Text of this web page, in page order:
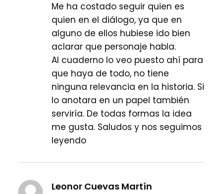
Me ha costado seguir quien es
quien en el diálogo, ya que en
alguno de ellos hubiese ido bien
aclarar que personaje habla.
Al cuaderno lo veo puesto ahí para
que haya de todo, no tiene
ninguna relevancia en la historia. Si
lo anotara en un papel también
serviría. De todas formas la idea
me gusta. Saludos y nos seguimos
leyendo
Leonor Cuevas Martín